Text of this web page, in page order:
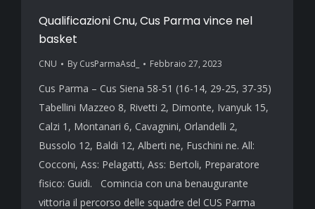
Qualificazioni Cnu, Cus Parma vince nel
basket
CNU By CusParmaAsd_ Febbraio 27, 2023
Cus Parma – Cus Siena 58-51 (16-14, 29-25, 37-35)
Tabellini Mazzeo 8, Rivetti 2, Dimonte, Ivanyuk 15,
Calzi 1, Montanari 6, Cavagnini, Orlandelli 2,
Bussolo 12, Baldi 12, Alberti ne, Fuschini ne. All:
Cocconi, Ass: Pelagatti, Ass: Bertoli, Preparatore
fisico: Guidi. Comincia con una benaugurante
vittoria il percorso delle squadre del CUS Parma